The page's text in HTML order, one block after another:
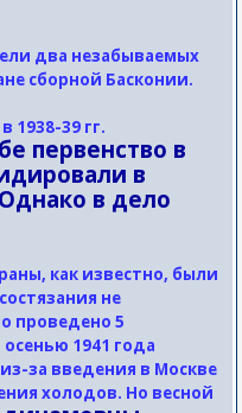
два незабываемых
сборной Басконии.
1938-39 гг.
первенство в
в
в дело
как известно, были
не
проведено 5
1941 года
за введения в Москве
холодов. Но весной